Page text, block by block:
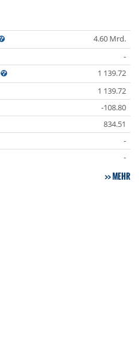
4.60 Mrd.
-
1 139.72
1 139.72
-108.80
834.51
-
-
MEHR